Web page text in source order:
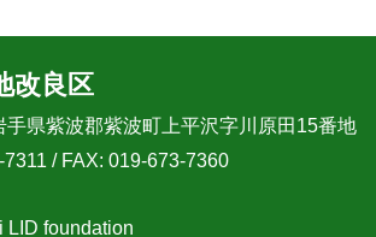
改良区
手県紫波郡紫波町上平沢字川原田15番地
/ FAX: 019-673-7360
foundation